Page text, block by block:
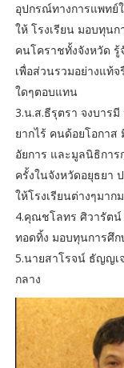
อุปกรณ์ทางการแพทย์
ให้ โรงเรียน มอบทุน
คนโคราชทั้งจังหวัด รู้
เพื่อส่วนรวมอย่างแท้
ใดๆตอบแทน
3.น.ส.ธีรุตรา จงบาร
ยากไร้ คนด้อยโอกา
อัยการ และมูลนิธิกา
ครั้งในจังหวัดอยุธยา
ให้โรงเรียนต่างๆมาก
4.คุณชโลทร ศิวารัตน์
ทอดทิ้ง มอบทุนการศึก
5.นายสาโรจน์ ธัญญเ
กลาง